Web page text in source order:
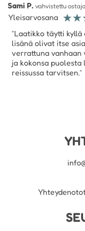
Sami P. vahvistettu
Yleisarvosana ☆☆
Laatikko täytti kyllä
lisänä olivat itse
verrattuna vanhaan
ja kokonsa
reissussa tarvitsen.